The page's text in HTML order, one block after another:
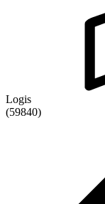
Logis
(59840)